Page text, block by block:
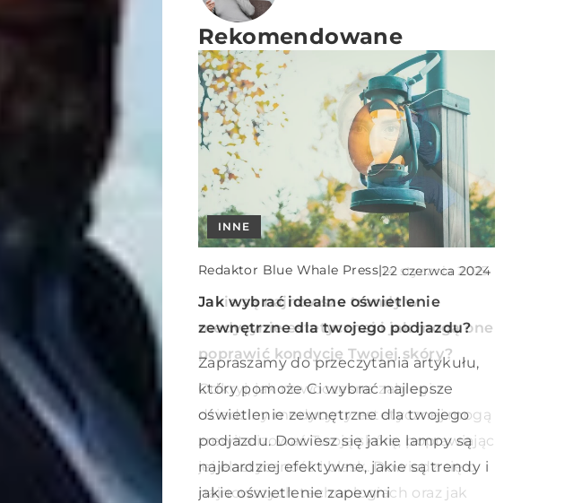
Rekomendowane
INNE
Redaktor Blue Whale Press|1 grudnia 2023
Jak prawidłowo segregować odpady
weterynaryjne – praktyczny
przewodnik o opakowaniach i
etykietach
Dowiedz się więcej o zasadach
prawidłowego segregowania odpadów
weterynaryjnych, w tym o kluczowych
zasadach dotyczących opakowań i
INNE
Redaktor Blue Whale Press|22 czerwca 2024
Jak wybrać idealne oświetlenie
zewnętrzne dla twojego podjazdu?
Zapraszamy do przeczytania artykułu,
który pomoże Ci wybrać najlepsze
oświetlenie zewnętrzne dla twojego
podjazdu. Dowiesz się jakie lampy są
najbardziej efektywne, jakie są trendy i
jakie oświetlenie zapewni
INNE
Redaktor Blue Whale Press|14 stycznia 2025
Jakie są najnowsze trendy w
medycynie estetycznej i jak mogą one
poprawić kondycję Twojej skóry?
Odkryj, jak nowoczesne zabiegi z
dziedziny medycyny estetycznej mogą
zrewitalizować Twoją skórę, poprawiając
jej elastyczność i blask. Dowiedz się o
najnowszych technologiach oraz jak